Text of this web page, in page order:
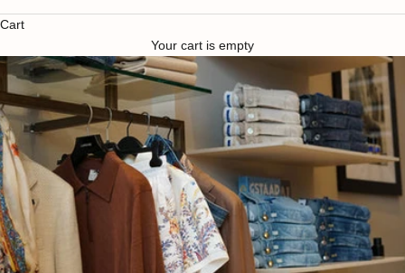
Cart
Your cart is empty